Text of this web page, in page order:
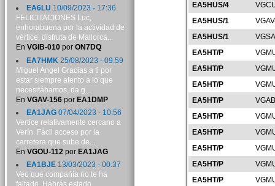
EA5HUS/4
EA5HUS/1
EA5HUS/1
EA5HT/P
EA5HT/P
EA5HT/P
EA5HT/P
EA5HT/P
EA5HT/P
EA5HT/P
EA5HT/P
EA5HT/P
EA6LU 10/09/2023 - 17:36
FELICITACIONES Luc,
enhorabuena por la actividad de
vértice, disfruta de Mallorca...
En VGIB-010por ON7DQ
EA7HMK 25/08/2023 - 09:59
Miguel Angel Gracias a ti por
estar siempre atento a lo que
necesitábamos, da g...
En VGAV-156por EA1DMP
EA1JAG07/04/2023 - 10:56
Vertice relativamente cercano a
Verín. Fácil acceso por la
carretera que sube de...
En VGOU-112por EA1JAG
EA1BJE13/03/2023 - 00:37
Veo que compañía no te ha